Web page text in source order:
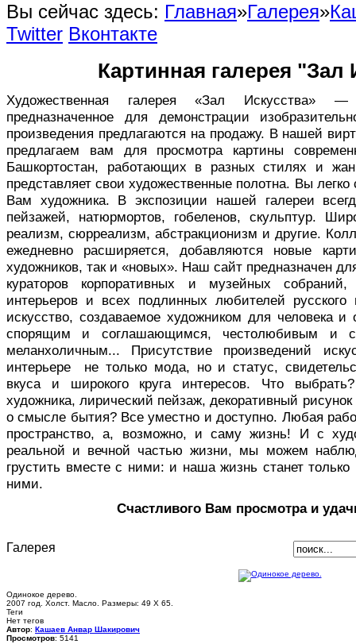
Вы сейчас здесь: Главная»Галерея»
Twitter Вконтакте
Картинная галерея "Зал
Художественная галерея «Зал Искусства» —
предназначенное для демонстрации
произведения предлагаются на продажу. В нашей
предлагаем вам для просмотра картины
Башкортостан, работающих в разных стилях и
представляет свои художественные полотна. Вы
Вам художника. В экспозиции нашей галереи
пейзажей, натюрмортов, гобеленов, скульптур.
реализм, сюрреализм, абстракционизм и другие.
ежедневно расширяется, добавляются новые
художников, так и «новых». Наш сайт предназначен
кураторов корпоративных и музейных
интерьеров и всех подлинных любителей
искусство, создаваемое художником для человека и
спорящим и соглашающимся, честолюбивым и
меланхоличным... Присутствие произведений
интерьере не только мода, но и статус,
вкуса и широкого круга интересов. Что
художника, лирический пейзаж, декоративный
о смысле бытия? Все уместно и доступно. Любая
пространство, а, возможно, и саму жизнь! И с
реальной и вечной частью жизни, мы можем
грустить вместе с ними: и наша жизнь станет только
ними.
Счастливого Вам просмотра и
Галерея
Одинокое дерево.
2007 год. Холст. Масло. Размеры: 49 Х 65.
Теги
Нет тегов
Автор: Кашаев Анвар Шакирович
Просмотров: 5141